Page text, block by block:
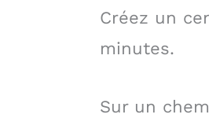
Créez un
minutes.
Sur un